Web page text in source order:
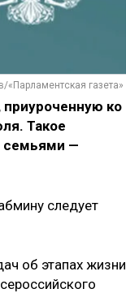
«Парламентская газета»
ко
Такое
семьями —
следует
об этапах жизни